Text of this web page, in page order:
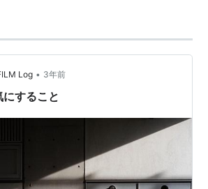
Log • 3年前
すること